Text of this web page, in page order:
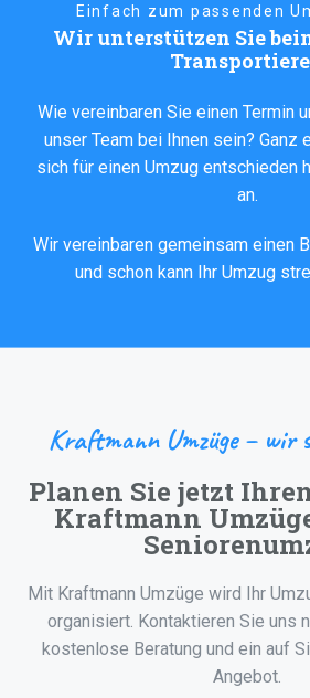
Einfach zum passenden
Wir unterstützen Sie
Wie vereinbaren Sie einen Termin
unser Team bei Ihnen sein? Ganz
sich für einen Umzug entschieden
an.
Wir vereinbaren gemeinsam einen
und schon kann Ihr Umzug
Kraftmann Umzüge – wir
Planen Sie jetzt
Kraftmann
Mit Kraftmann Umzüge wird Ihr
organisiert. Kontaktieren Sie uns
kostenlose Beratung und ein auf
Angebot.